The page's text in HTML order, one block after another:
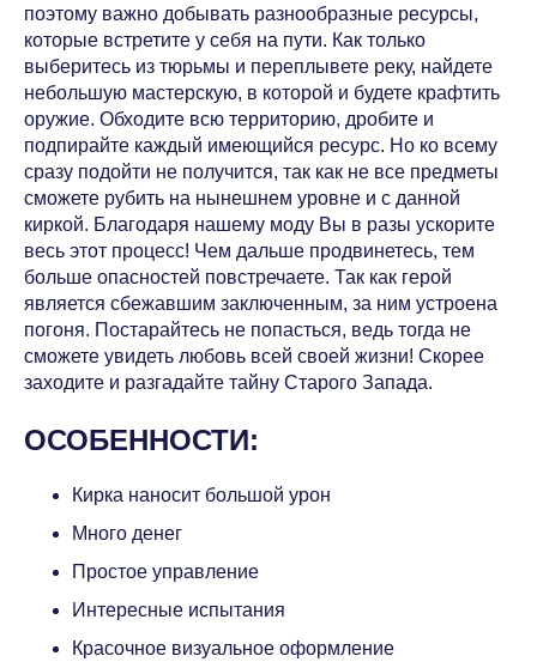
поэтому важно добывать разнообразные ресурсы,
которые встретите у себя на пути. Как только
выберитесь из тюрьмы и переплывете реку, найдете
небольшую мастерскую, в которой и будете крафтить
оружие. Обходите всю территорию, дробите и
подпирайте каждый имеющийся ресурс. Но ко всему
сразу подойти не получится, так как не все предметы
сможете рубить на нынешнем уровне и с данной
киркой. Благодаря нашему моду Вы в разы ускорите
весь этот процесс! Чем дальше продвинетесь, тем
больше опасностей повстречаете. Так как герой
является сбежавшим заключенным, за ним устроена
погоня. Постарайтесь не попасться, ведь тогда не
сможете увидеть любовь всей своей жизни! Скорее
заходите и разгадайте тайну Старого Запада.
ОСОБЕННОСТИ:
Кирка наносит большой урон
Много денег
Простое управление
Интересные испытания
Красочное визуальное оформление